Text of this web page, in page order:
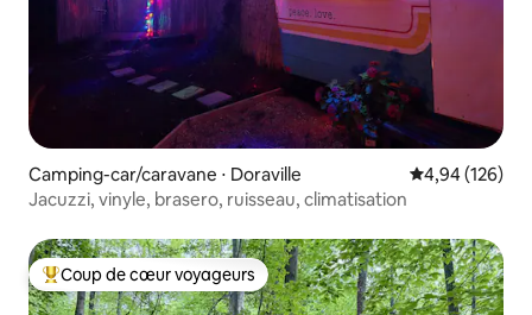
Camping-car/caravane ⋅ Doraville Évaluation
4,94 (126)
Jacuzzi, vinyle, brasero, ruisseau, climatisation
Coups de cœur voyageurs les plus appréciés
Coup de cœur voyageurs